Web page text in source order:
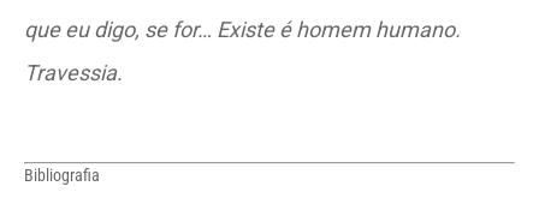
que eu digo, se for… Existe é homem humano.
Travessia.
Bibliografia